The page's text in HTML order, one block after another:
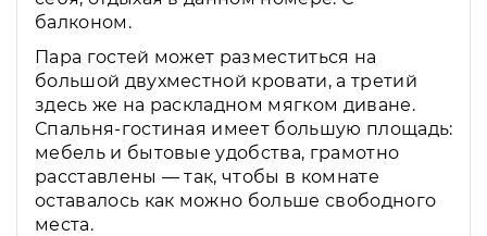
балконом.
Пара гостей может разместиться на
большой двухместной кровати, а третий
здесь же на раскладном мягком диване.
Спальня-гостиная имеет большую площадь:
мебель и бытовые удобства, грамотно
расставлены — так, чтобы в комнате
оставалось как можно больше свободного
места.